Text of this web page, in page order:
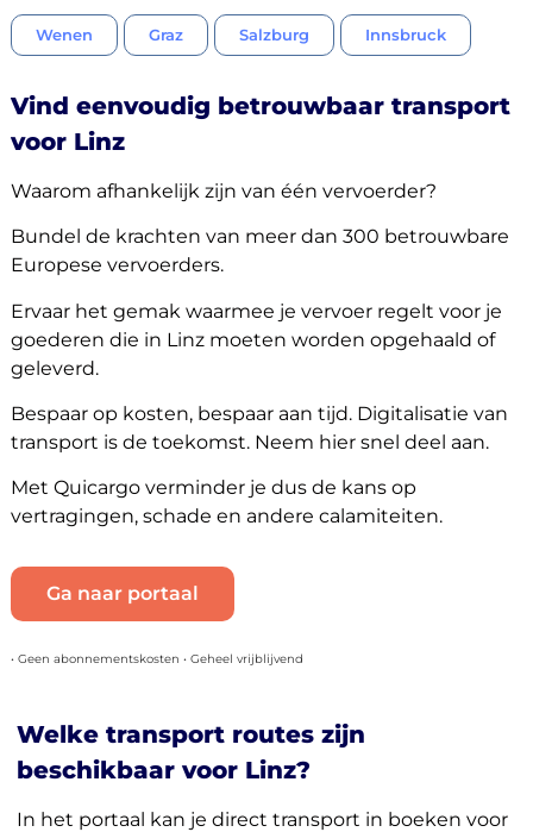
Wenen Graz Salzburg Innsbruck
Vind eenvoudig betrouwbaar transport
voor Linz
Waarom afhankelijk zijn van één vervoerder?
Bundel de krachten van meer dan 300 betrouwbare
Europese vervoerders.
Ervaar het gemak waarmee je vervoer regelt voor je
goederen die in Linz moeten worden opgehaald of
geleverd.
Bespaar op kosten, bespaar aan tijd. Digitalisatie van
transport is de toekomst. Neem hier snel deel aan.
Met Quicargo verminder je dus de kans op
vertragingen, schade en andere calamiteiten.
Ga naar portaal
• Geen abonnementskosten • Geheel vrijblijvend
Welke transport routes zijn
beschikbaar voor Linz?
In het portaal kan je direct transport in boeken voor